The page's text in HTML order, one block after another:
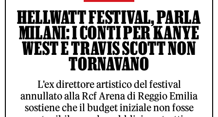
HELLWATT FESTIVAL, PARLA
MILANI: I CONTI PER KANYE
WEST E TRAVIS SCOTT NON
TORNAVANO
L'ex direttore artistico del festival
annullato alla Rcf Arena di Reggio Emilia
sostiene che il budget iniziale non fosse